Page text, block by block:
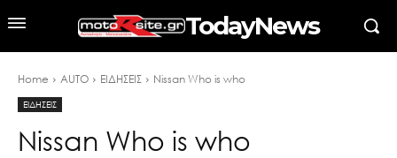
TodayNews
Home AUTO ΕΙΔΗΣΕΙΣ Nissan Who is who
ΕΙΔΗΣΕΙΣ
Nissan Who is who